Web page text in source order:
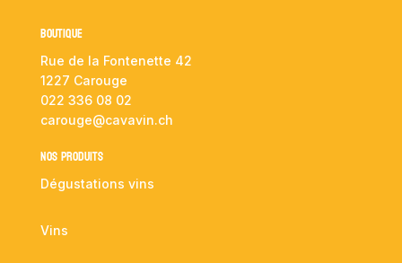
Boutique
Rue de la Fontenette 42
1227 Carouge
022 336 08 02
carouge@cavavin.ch
NOS PRODUITS
Dégustations vins
Vins